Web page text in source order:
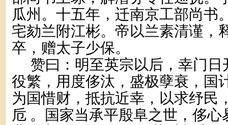
瓜州。十五年，迁南京工部尚书
宅劾兰附江彬。帝以兰素清谨，
卒，赠太子少保。
赞曰：明至英宗以后，幸门
役繁，用度侈汰，盛极孽衰，国
为国惜财，抵抗近幸，以求纾民
卮 。国家当承平殷阜之世，侈